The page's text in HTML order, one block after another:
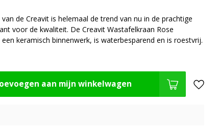
de Creavit is helemaal de trend van nu in de prachtige
voor de kwaliteit. De Creavit Wastafelkraan Rose
keramisch binnenwerk, is waterbesparend en is roestvrij.
aan mijn winkelwagen